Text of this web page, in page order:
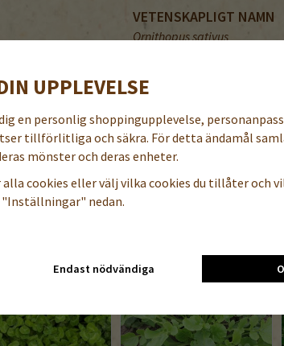
VETENSKAPLIGT NAMN
Ornithopus sativus
Utsädesmängd
Höjd: ca 50 cm
UPPLEVELSE
en personlig shoppingupplevelse,
tillförlitliga och säkra. För detta ändamål
mönster och deras enheter.
cookies eller välj vilka cookies du tillåter och
nedan.
Endast nödvändiga